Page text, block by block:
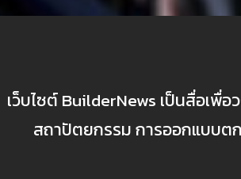
เว็บไซต์ BuilderNews เป็นสื่อเพื่
สถาปัตยกรรม การออกแบบต